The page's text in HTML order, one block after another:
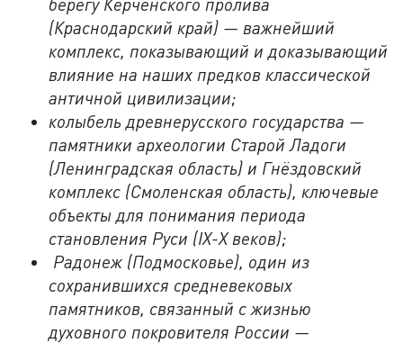
(Краснодарский край) — важнейший
комплекс, показывающий и доказывающий
влияние на наших предков классической
античной цивилизации;
колыбель древнерусского государства —
памятники археологии Старой Ладоги
(Ленинградская область) и Гнёздовский
комплекс (Смоленская область), ключевые
объекты для понимания периода
становления Руси (IX-Xвеков);
Радонеж (Подмосковье), один из
сохранившихся средневековых
памятников, связанный с жизнью
духовного покровителя России —